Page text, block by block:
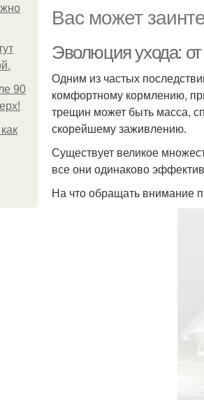
90
Вас может
Эволюция ухода: от
Одним из частых
комфортному кормлению,
трещин может быть масса,
скорейшему заживлению.
Существует великое
все они одинаково
На что обращать внимание